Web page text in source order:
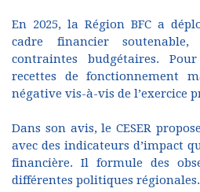
En 2025, la Région BFC a
cadre financier soutenable,
contraintes budgétaires.
recettes de fonctionnement
négative vis-à-vis de l’exercice
Dans son avis, le CESER
avec des indicateurs d’impact
financière. Il formule des
différentes politiques régionales.